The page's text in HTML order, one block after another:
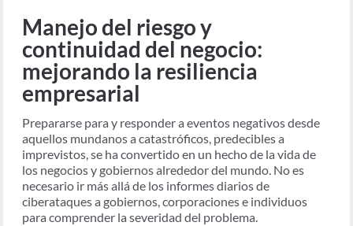
Manejo del riesgo y
continuidad del negocio:
mejorando la resiliencia
empresarial
Prepararse para y responder a eventos negativos desde
aquellos mundanos a catastróficos, predecibles a
imprevistos, se ha convertido en un hecho de la vida de
los negocios y gobiernos alrededor del mundo. No es
necesario ir más allá de los informes diarios de
ciberataques a gobiernos, corporaciones e individuos
para comprender la severidad del problema.